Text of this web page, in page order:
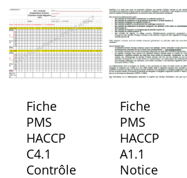
Fiche
PMS
HACCP
C4.1
Contrôle
Fiche
PMS
HACCP
A1.1
Notice